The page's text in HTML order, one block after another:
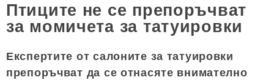
Птиците не се препоръчват
за момичета за татуировки
Експертите от салоните за татуировки
препоръчват да се отнасяте внимателно